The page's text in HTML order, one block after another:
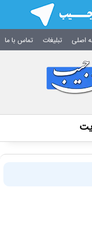
اصلی تبلیغات تماس با ما